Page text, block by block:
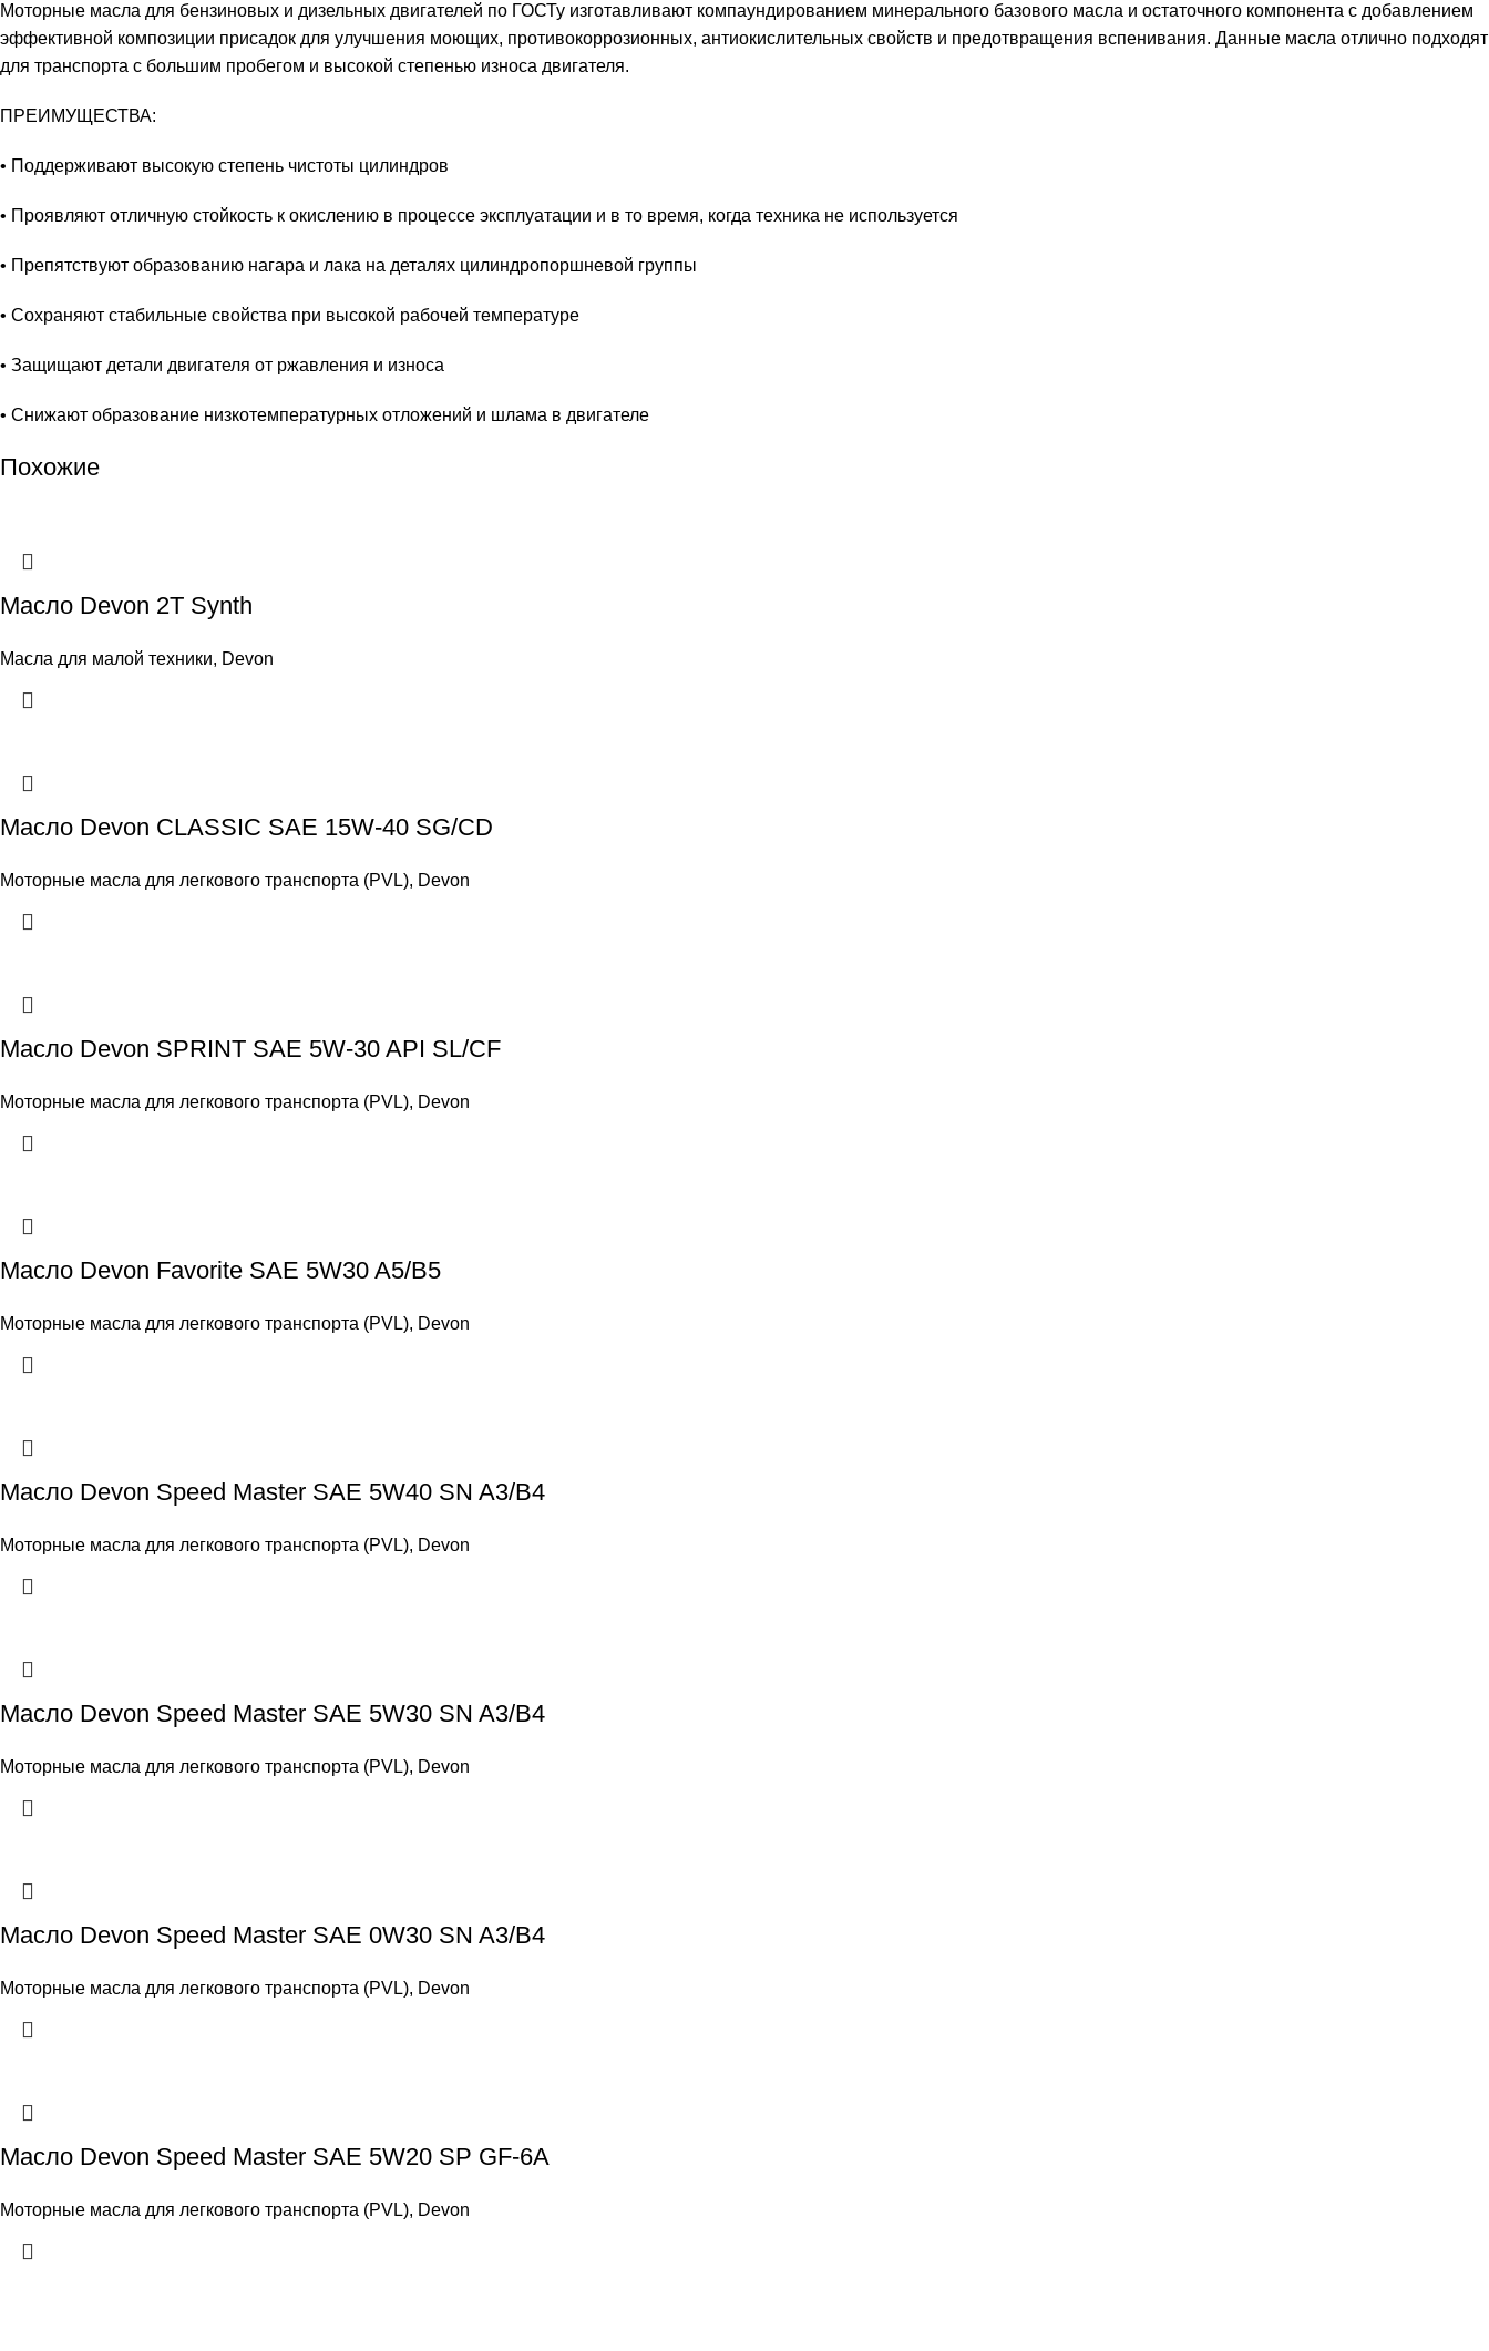
Моторные масла для бензиновых и дизельных двигателей по ГОСТу изготавливают компаундированием минерального базового масла и остаточного компонента с добавлением
эффективной композиции присадок для улучшения моющих, противокоррозионных, антиокислительных свойств и предотвращения вспенивания. Данные масла отлично подходят
для транспорта с большим пробегом и высокой степенью износа двигателя.
ПРЕИМУЩЕСТВА:
• Поддерживают высокую степень чистоты цилиндров
• Проявляют отличную стойкость к окислению в процессе эксплуатации и в то время, когда техника не используется
• Препятствуют образованию нагара и лака на деталях цилиндропоршневой группы
• Сохраняют стабильные свойства при высокой рабочей температуре
• Защищают детали двигателя от ржавления и износа
• Снижают образование низкотемпературных отложений и шлама в двигателе
Похожие
Масло Devon 2Т Synth
Масла для малой техники, Devon
Масло Devon CLASSIC SAE 15W-40 SG/CD
Моторные масла для легкового транспорта (PVL), Devon
Масло Devon SPRINT SAE 5W-30 API SL/CF
Моторные масла для легкового транспорта (PVL), Devon
Масло Devon Favorite SAE 5W30 A5/B5
Моторные масла для легкового транспорта (PVL), Devon
Масло Devon Speed Master SAE 5W40 SN A3/B4
Моторные масла для легкового транспорта (PVL), Devon
Масло Devon Speed Master SAE 5W30 SN A3/B4
Моторные масла для легкового транспорта (PVL), Devon
Масло Devon Speed Master SAE 0W30 SN A3/B4
Моторные масла для легкового транспорта (PVL), Devon
Масло Devon Speed Master SAE 5W20 SP GF-6A
Моторные масла для легкового транспорта (PVL), Devon